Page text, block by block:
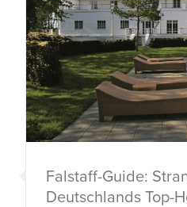
Falstaff-Guide:
Deutschlands Top-